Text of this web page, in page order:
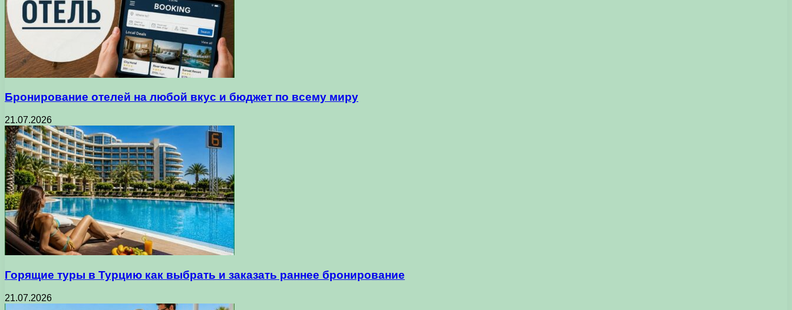
Бронирование отелей на любой вкус и бюджет по всему миру
21.07.2026
Горящие туры в Турцию как выбрать и заказать раннее бронирование
21.07.2026